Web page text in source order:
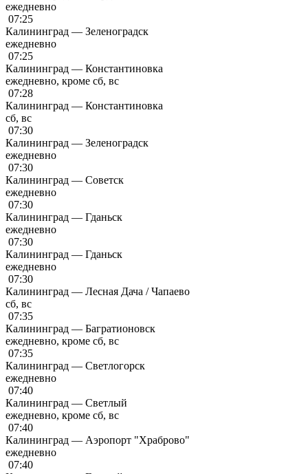
ежедневно
07:25
Калининград — Зеленоградск
ежедневно
07:25
Калининград — Константиновка
ежедневно, кроме сб, вс
07:28
Калининград — Константиновка
сб, вс
07:30
Калининград — Зеленоградск
ежедневно
07:30
Калининград — Советск
ежедневно
07:30
Калининград — Гданьск
ежедневно
07:30
Калининград — Гданьск
ежедневно
07:30
Калининград — Лесная Дача / Чапаево
сб, вс
07:35
Калининград — Багратионовск
ежедневно, кроме сб, вс
07:35
Калининград — Светлогорск
ежедневно
07:40
Калининград — Светлый
ежедневно, кроме сб, вс
07:40
Калининград — Аэропорт "Храброво"
ежедневно
07:40